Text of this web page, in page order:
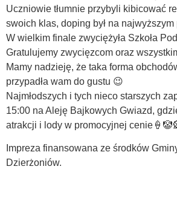
Uczniowie tłumnie przybyli kibicować
swoich klas, doping był na najwyższym
W wielkim finale zwyciężyła Szkoła
Gratulujemy zwycięzcom oraz
Mamy nadzieję, że taka forma
przypadła wam do gustu 😉
Najmłodszych i tych nieco starszych
15:00 na Aleję Bajkowych Gwiazd,
atrakcji i lody w promocyjnej
Impreza finansowana ze środków
Dzierżoniów.